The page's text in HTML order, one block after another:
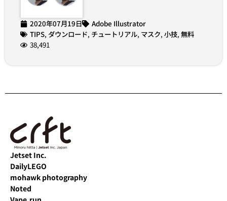
2020年07月19日
Adobe Illustrator
TIPS, ダウンロード, チュートリアル, マスク, 小技, 無料
38,491
Jetset Inc.
DailyLEGO
mohawk photography
Noted